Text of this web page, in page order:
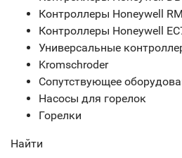
Контроллеры Honeywell
Контроллеры Honeywell
Универсальные
Kromschroder
Сопутствующее
Насосы для горелок
Горелки
Найти